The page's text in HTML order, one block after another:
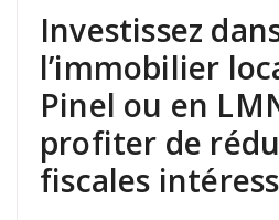
Investissez
l’immobilier
Pinel ou en
profiter de
fiscales